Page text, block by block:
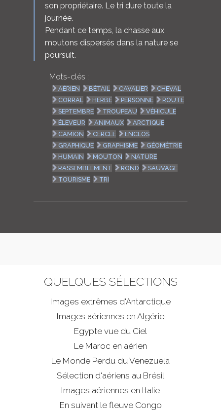
son propriétaire. Le tri dure toute la
journée.
Pendant ce temps, la chasse aux
moutons dispersés dans la nature se
poursuit.
Mots-clés :
AÉRIEN BÉTAIL CAVALIER
CHEVAL
CORRAL
HERBE PERSONNE
ROUTE
SEPTEMBRE
TROUPEAU
VÉHICULE
ÉLEVEUR
ANIMAUX
ARCTIQUE
CAMION
CERCLE
ENCLOS
GRAPHIQUE
GRAPHISME
GÉOMÉTRIE
HUMAIN
MOUTON
NATURE
RASSEMBLEMENT
ROND
SAUVAGE
TOURISME
TRI
QUELQUES SÉLECTIONS
Images extrêmes d'Antarctique
Images aériennes en Algérie
Egypte vue du Ciel
Le Maroc en aérien
Le Monde Perdu du Venezuela
Sélection d'aériens au Brésil
Images aériennes en Italie
En suivant le fleuve Congo